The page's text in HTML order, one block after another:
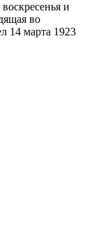
и
во
14 марта 1923